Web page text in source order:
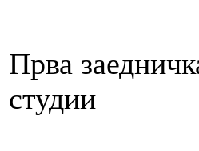
Прва
студии